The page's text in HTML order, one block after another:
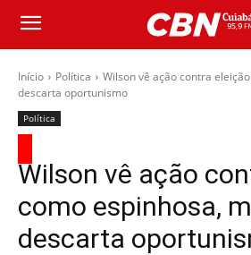
Início Política
Wilson vê ação contra
descarta oportunismo
Política
Wilson vê ação
como espinhosa,
descarta